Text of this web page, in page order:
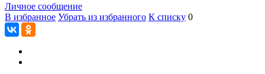
Личное сообщение
В избранное Убрать из избранного К списку 0